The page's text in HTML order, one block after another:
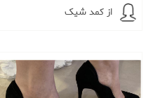
از کمد شیک